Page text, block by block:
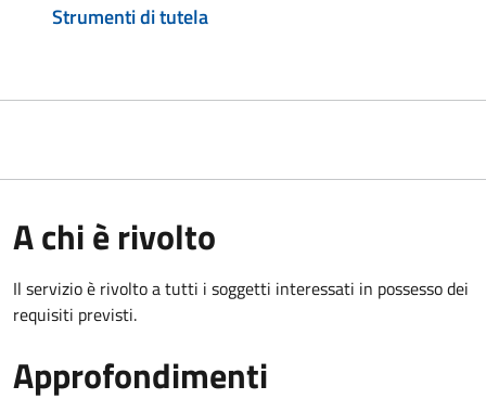
Strumenti di tutela
A chi è rivolto
Il servizio è rivolto a tutti i soggetti interessati in possesso dei
requisiti previsti.
Approfondimenti